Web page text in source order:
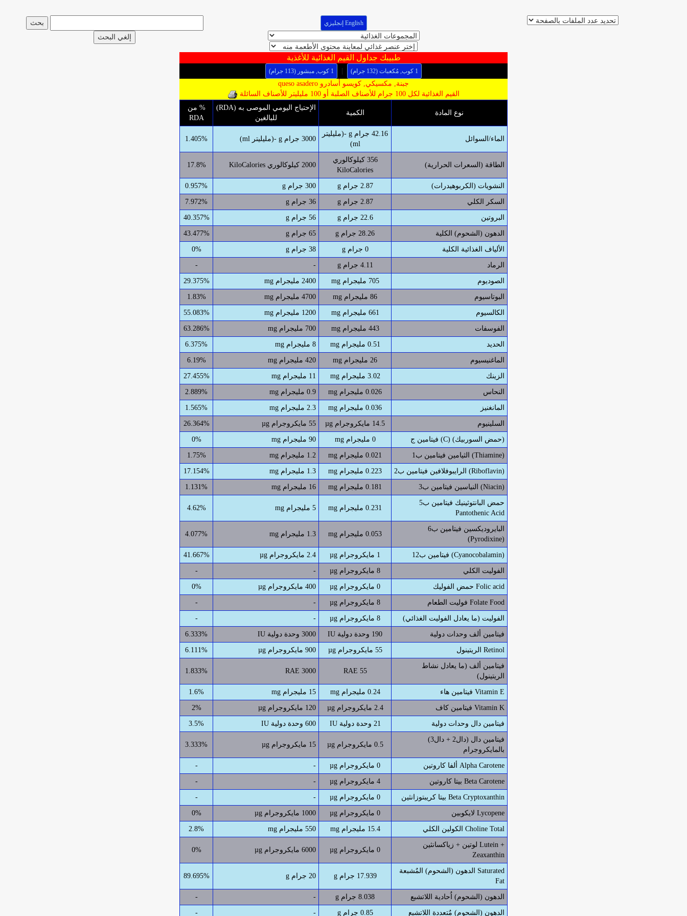
إلغي البحث
English إنجليزي
طبيبك جداول القيم الغذائية للأغذية
1 كوب, مُكعبات (132 جرام) | 1 كوب, مبشور (113 جرام)
جبنة, مكسيكي, كويسو أسادرو queso asadero
القيم الغذائية لكل 100 جرام للأصناف الصلبة أو 100 مليليتر للأصناف السائلة
نوع المادة الكمية
الإحتياج اليومي الموصى به (RDA)
للبالغين
% من
RDA
الماء/السوائل
42.16 جرام g -(مليليتر
ml)
3000 جرام g -(مليليتر ml) 1.405%
الطاقة (السعرات الحرارية)
356 كيلوكالوري
KiloCalories
2000 كيلوكالوري KiloCalories 17.8%
النشويات (الكربوهيدرات) 2.87 جرام g 300 جرام g 0.957%
السكر الكلي 2.87 جرام g 36 جرام g 7.972%
البروتين 22.6 جرام g 56 جرام g 40.357%
الدهون (الشحوم) الكلية 28.26 جرام g 65 جرام g 43.477%
الألياف الغذائية الكلية 0 جرام g 38 جرام g 0%
الرماد 4.11 جرام g -
-
الصوديوم 705 مليجرام mg 2400 مليجرام mg 29.375%
البوتاسيوم 86 مليجرام mg 4700 مليجرام mg 1.83%
الكالسيوم 661 مليجرام mg 1200 مليجرام mg 55.083%
الفوسفات 443 مليجرام mg 700 مليجرام mg 63.286%
الحديد 0.51 مليجرام mg 8 مليجرام mg 6.375%
الماغنيسيوم 26 مليجرام mg 420 مليجرام mg 6.19%
الزينك 3.02 مليجرام mg 11 مليجرام mg 27.455%
النحاس 0.026 مليجرام mg 0.9 مليجرام mg 2.889%
المانغنيز 0.036 مليجرام mg 2.3 مليجرام mg 1.565%
السلينيوم 14.5 مايكروجرام µg 55 مايكروجرام µg 26.364%
فيتامين ج (C) (حمض السوربيك) 0 مليجرام mg 90 مليجرام mg 0%
الثيامين فيتامين ب1 (Thiamine) 0.021 مليجرام mg 1.2 مليجرام mg 1.75%
الرايبوفلافين فيتامين ب2 (Riboflavin) 0.223 مليجرام mg 1.3 مليجرام mg 17.154%
النياسين فيتامين ب3 (Niacin) 0.181 مليجرام mg 16 مليجرام mg 1.131%
حمض البانتوثينيك فيتامين ب5
Pantothenic Acid
0.231 مليجرام mg 5 مليجرام mg 4.62%
البايروديكسين فيتامين ب6
(Pyrodixine)
0.053 مليجرام mg 1.3 مليجرام mg 4.077%
فيتامين ب12 (Cyanocobalamin) 1 مايكروجرام µg 2.4 مايكروجرام µg 41.667%
الفوليت الكلي 8 مايكروجرام µg -
-
حمض الفوليك Folic acid 0 مايكروجرام µg 400 مايكروجرام µg 0%
فوليت الطعام Folate Food 8 مايكروجرام µg -
-
الفوليت (ما يعادل الفوليت الغذائي) 8 مايكروجرام µg -
-
فيتامين ألف وحدات دولية 190 وحدة دولية IU 3000 وحدة دولية IU 6.333%
الريتينول Retinol 55 مايكروجرام µg 900 مايكروجرام µg 6.111%
فيتامين ألف (ما يعادل نشاط
الريتينول)
55 RAE
3000 RAE
1.833%
فيتامين هاء Vitamin E 0.24 مليجرام mg 15 مليجرام mg 1.6%
فيتامين كاف Vitamin K 2.4 مايكروجرام µg 120 مايكروجرام µg 2%
فيتامين دال وحدات دولية 21 وحدة دولية IU 600 وحدة دولية IU 3.5%
فيتامين دال (دال2 + دال3)
بالمايكروجرام
0.5 مايكروجرام µg 15 مايكروجرام µg 3.333%
ألفا كاروتين Alpha Carotene 0 مايكروجرام µg -
-
بيتا كاروتين Beta Carotene 4 مايكروجرام µg -
-
بيتا كريبتوزانثين Beta Cryptoxanthin 0 مايكروجرام µg -
-
لايكوبين Lycopene 0 مايكروجرام µg 1000 مايكروجرام µg 0%
الكولين الكلي Choline Total 15.4 مليجرام mg 550 مليجرام mg 2.8%
لوتين + زياكسانثين Lutein +
Zeaxanthin
0 مايكروجرام µg 6000 مايكروجرام µg 0%
الدهون (الشحوم) المٌشبعة Saturated
Fat
17.939 جرام g 20 جرام g 89.695%
الدهون (الشحوم) اُحادية اللاتشبع 8.038 جرام g -
-
الدهون (الشحوم) مٌتعددة اللاتشبع 0.85 جرام g -
-